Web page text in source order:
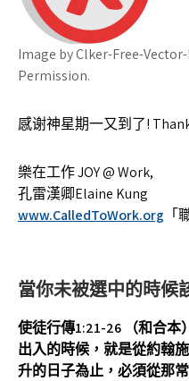
Image by Clker-Free-
Permission.
感谢神星期一又到了! Thank
樂在工作 JOY @ Work,
孔雷漢卿Elaine Kung
www.CalledToWork.org
當你未被選中的時候
使徒行傳1:21-26 （和合本
出入的時候，就是從約翰
升的日子為止，必須從那